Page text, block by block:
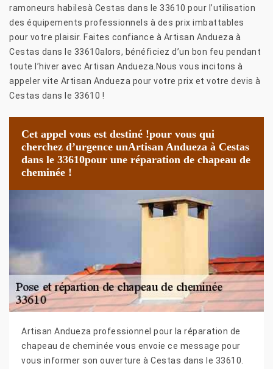
ramoneurs habilesà Cestas dans le 33610 pour l’utilisation
des équipements professionnels à des prix imbattables
pour votre plaisir. Faites confiance à Artisan Andueza à
Cestas dans le 33610alors, bénéficiez d’un bon feu pendant
toute l’hiver avec Artisan Andueza.Nous vous incitons à
appeler vite Artisan Andueza pour votre prix et votre devis à
Cestas dans le 33610 !
Cet appel vous est destiné !pour vous qui
cherchez d’urgence unArtisan Andueza à Cestas
dans le 33610pour une réparation de chapeau de
cheminée !
Artisan Andueza professionnel pour la réparation de
chapeau de cheminée vous envoie ce message pour
vous informer son ouverture à Cestas dans le 33610.